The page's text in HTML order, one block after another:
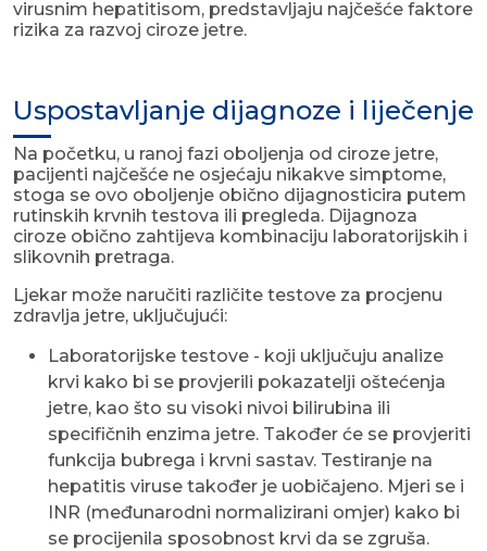
virusnim hepatitisom, predstavljaju najčešće faktore
rizika za razvoj ciroze jetre.
Uspostavljanje dijagnoze i liječenje
Na početku, u ranoj fazi oboljenja od ciroze jetre,
pacijenti najčešće ne osjećaju nikakve simptome,
stoga se ovo oboljenje obično dijagnosticira putem
rutinskih krvnih testova ili pregleda. Dijagnoza
ciroze obično zahtijeva kombinaciju laboratorijskih i
slikovnih pretraga.
Ljekar može naručiti različite testove za procjenu
zdravlja jetre, uključujući:
Laboratorijske testove - koji uključuju analize
krvi kako bi se provjerili pokazatelji oštećenja
jetre, kao što su visoki nivoi bilirubina ili
specifičnih enzima jetre. Također će se provjeriti
funkcija bubrega i krvni sastav. Testiranje na
hepatitis viruse također je uobičajeno. Mjeri se i
INR (međunarodni normalizirani omjer) kako bi
se procijenila sposobnost krvi da se zgruša.